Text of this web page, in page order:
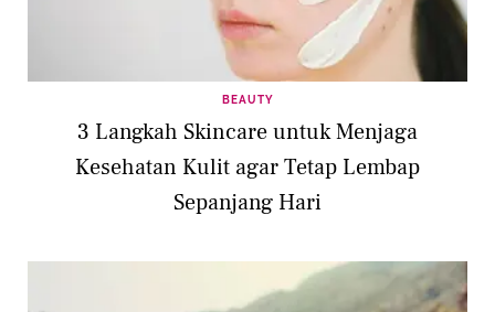
BEAUTY
3 Langkah Skincare untuk Menjaga
Kesehatan Kulit agar Tetap Lembap
Sepanjang Hari